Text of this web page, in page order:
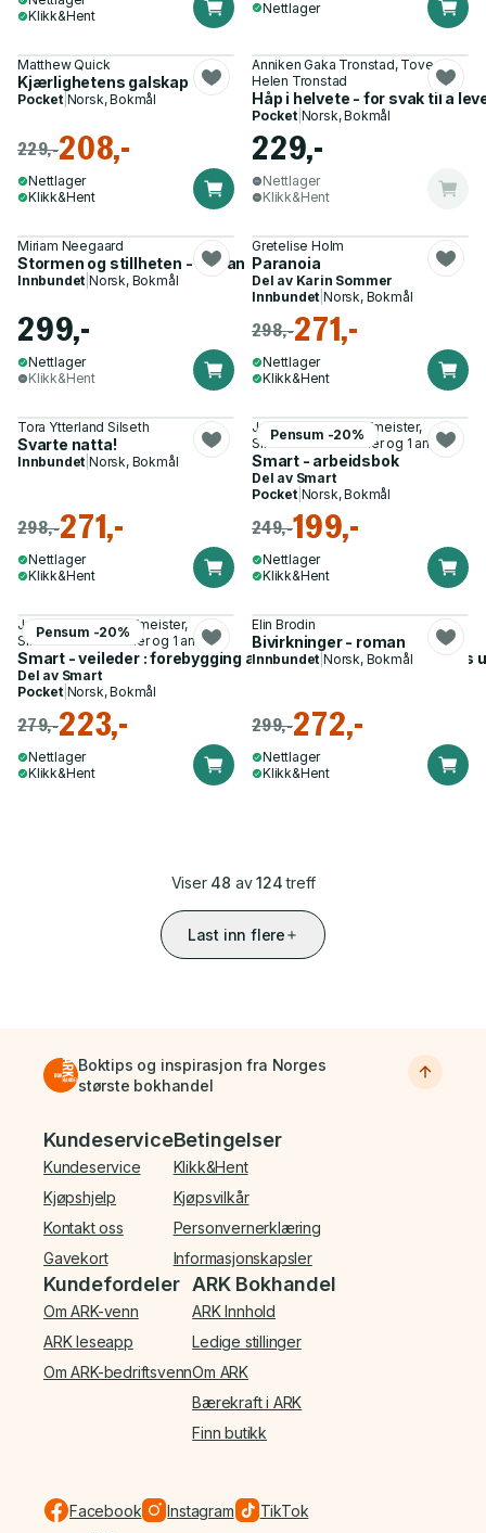
Klikk&Hent
Nettlager
Matthew Quick
Kjærlighetens galskap
Pocket| Norsk, Bokmål
229,-208,-
Nettlager
Klikk&Hent
Anniken Gaka Tronstad, Tove
Helen Tronstad
Håp i helvete - for svak til å
Pocket| Norsk, Bokmål
229,-
Nettlager
Klikk&Hent
Miriam Neegaard
Stormen og stillheten - roman
Innbundet |Norsk, Bokmål
299,-
Nettlager
Klikk&Hent
Gretelise Holm
Paranoia
Del av Karin Sommer
Innbundet |Norsk, Bokmål
298,-271,-
Nettlager
Klikk&Hent
Tora Ytterland Silseth
Svarte natta!
Innbundet |Norsk, Bokmål
298,-271,-
Nettlager
Klikk&Hent
Pensum -20%
Juliane Junge-Hoffmeister,
Simon-Peter Neumer og 1 annen
Smart - arbeidsbok
Del av Smart
Pocket| Norsk, Bokmål
249,-199,-
Nettlager
Klikk&Hent
Pensum -20%
Juliane Junge-Hoffmeister,
Simon-Peter Neumer og 1 annen
Smart - veileder : forebygging av emosjonelle problemer hos
Del av Smart
Pocket| Norsk, Bokmål
279,-223,-
Nettlager
Klikk&Hent
Elin Brodin
Bivirkninger - roman
Innbundet |Norsk, Bokmål
299,-272,-
Nettlager
Klikk&Hent
Viser 48 av 124treff
Last inn flere
Boktips og inspirasjon fra Norges
største bokhandel
Bunnmeny
Kundeservice
Kundeservice
Kjøpshjelp
Kontakt oss
Gavekort
Betingelser
Klikk&Hent
Kjøpsvilkår
Personvernerklæring
Informasjonskapsler
Kundefordeler
Om ARK-venn
ARK leseapp
Om ARK-bedriftsvenn
ARK Bokhandel
ARK Innhold
Ledige stillinger
Om ARK
Bærekraft i ARK
Finn butikk
Facebook Instagram TikTok